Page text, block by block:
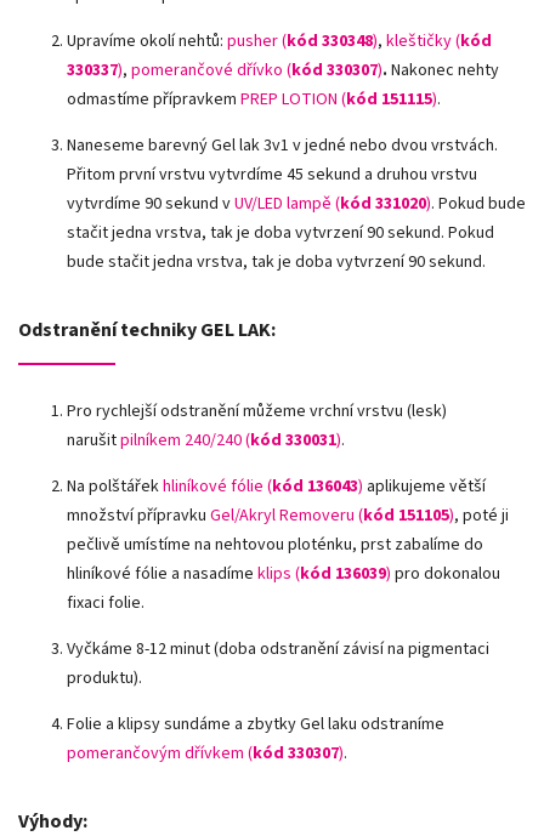
Upravíme okolí nehtů: pusher (kód 330348), kleštičky (kód
330337), pomerančové dřívko (kód 330307). Nakonec nehty
odmastíme přípravkem PREP LOTION (kód 151115).
Naneseme barevný Gel lak 3v1 v jedné nebo dvou vrstvách.
Přitom první vrstvu vytvrdíme 45 sekund a druhou vrstvu
vytvrdíme 90 sekund vUV/LED lampě (kód 331020). Pokud bude
stačit jedna vrstva, tak je doba vytvrzení 90 sekund. Pokud
bude stačit jedna vrstva, tak je doba vytvrzení 90 sekund.
Odstranění techniky GEL LAK:
Pro rychlejší odstranění můžeme vrchní vrstvu (lesk)
narušitpilníkem 240/240 (kód 330031).
Na polštářekhliníkové fólie (kód 136043) aplikujeme větší
množství přípravku Gel/Akryl Removeru (kód 151105), poté ji
pečlivě umístíme na nehtovou ploténku, prst zabalíme do
hliníkové fólie a nasadíme klips (kód 136039) pro dokonalou
fixaci folie.
Vyčkáme 8-12 minut (doba odstranění závisí na pigmentaci
produktu).
Folie a klipsy sundáme a zbytky Gel laku odstraníme
pomerančovým dřívkem (kód 330307).
Výhody: